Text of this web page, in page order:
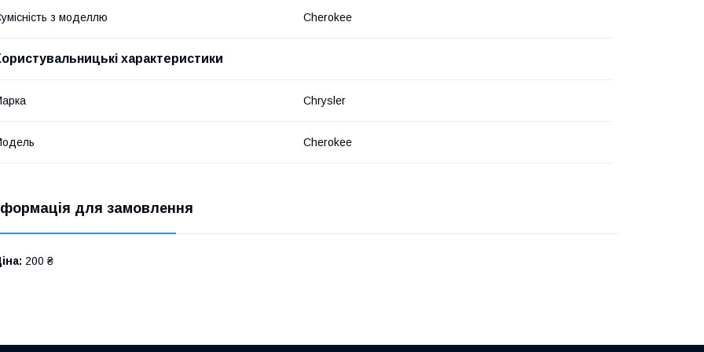
з моделлю Cherokee
характеристики
Chrysler
Cherokee
для замовлення
200 ₴